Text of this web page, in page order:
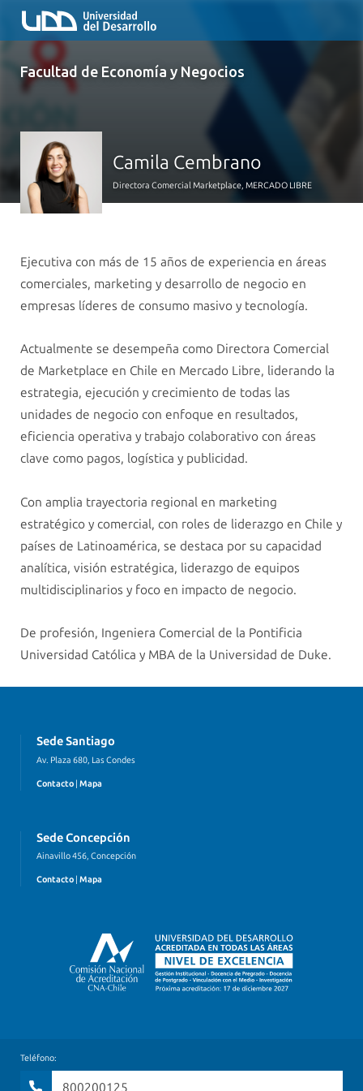
Facultad de Economía y Negocios
Camila Cembrano
Directora Comercial Marketplace, MERCADO LIBRE
Ejecutiva con más de 15 años de experiencia en áreas
comerciales, marketing y desarrollo de negocio en
empresas líderes de consumo masivo y tecnología.
Actualmente se desempeña como Directora Comercial
de Marketplace en Chile en Mercado Libre, liderando la
estrategia, ejecución y crecimiento de todas las
unidades de negocio con enfoque en resultados,
eficiencia operativa y trabajo colaborativo con áreas
clave como pagos, logística y publicidad.
Con amplia trayectoria regional en marketing
estratégico y comercial, con roles de liderazgo en Chile y
países de Latinoamérica, se destaca por su capacidad
analítica, visión estratégica, liderazgo de equipos
multidisciplinarios y foco en impacto de negocio.
De profesión, Ingeniera Comercial de la Pontificia
Universidad Católica y MBA de la Universidad de Duke.
Sede Santiago
Av. Plaza 680, Las Condes
Contacto | Mapa
Sede Concepción
Ainavillo 456, Concepción
Contacto Mapa
Teléfono:
800200125